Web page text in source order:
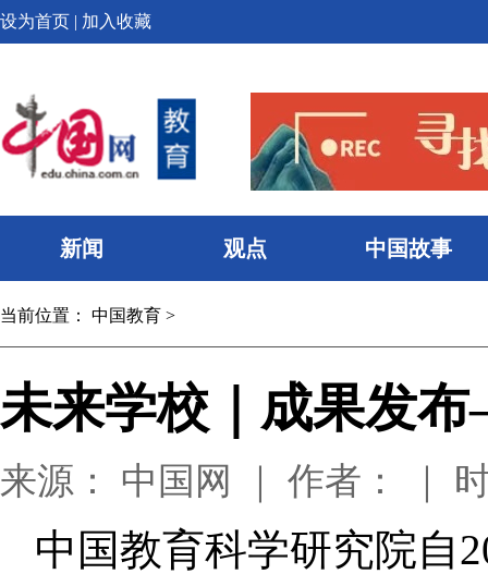
设为首页 | 加入收藏
新闻 观点 中国故事
当前位置： 中国教育 >
未来学校｜成果发
来源： 中国网 ｜ 作者： ｜
中国教育科学研究院自